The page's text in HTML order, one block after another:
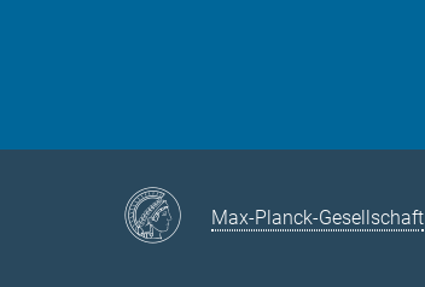
Max-Planck-Gesellschaft